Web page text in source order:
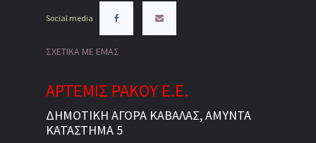
Social media
ΣΧΕΤΙΚΑ ΜΕ ΕΜΑΣ
ΑΡΤΕΜΙΣ ΡΑΚΟΥ Ε.Ε.
ΔΗΜΟΤΙΚΗ ΑΓΟΡΑ ΚΑΒΑΛΑΣ, ΑΜΥΝΤΑ
ΚΑΤΑΣΤΗΜΑ 5